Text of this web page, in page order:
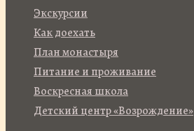
Экскурсии
Как доехать
План монастыря
Питание и проживание
Воскресная школа
Детский центр «Возрождение»